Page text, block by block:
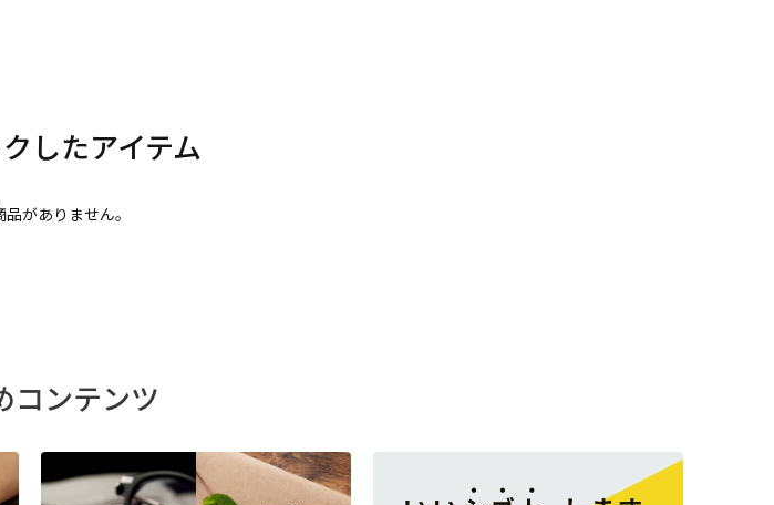
がありません。
コンテンツ